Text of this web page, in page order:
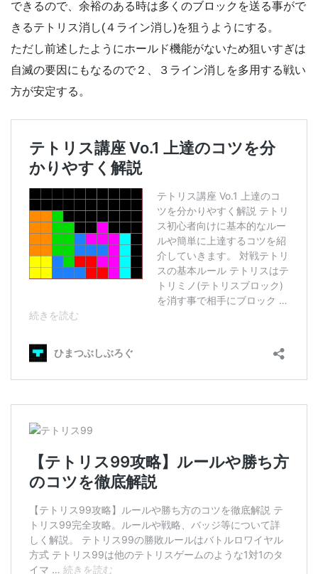
できるので、余裕のある時は多くのブロックを送る事がで
きるテトリス消し(４ライン消し)を狙うようにする。
ただし前述したようにホールド機能がないため狙いすぎは
自滅の要因にもなるので２、３ライン消しを多用する戦い
方が安定する。